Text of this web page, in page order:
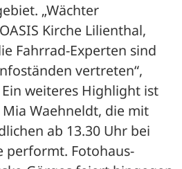
„Wächter
Kirche Lilienthal,
Fahrrad-Experten sind
vertreten“,
weiteres Highlight ist
Mia Waehneldt, die mit
ab 13.30 Uhr bei
performt. Fotohaus-